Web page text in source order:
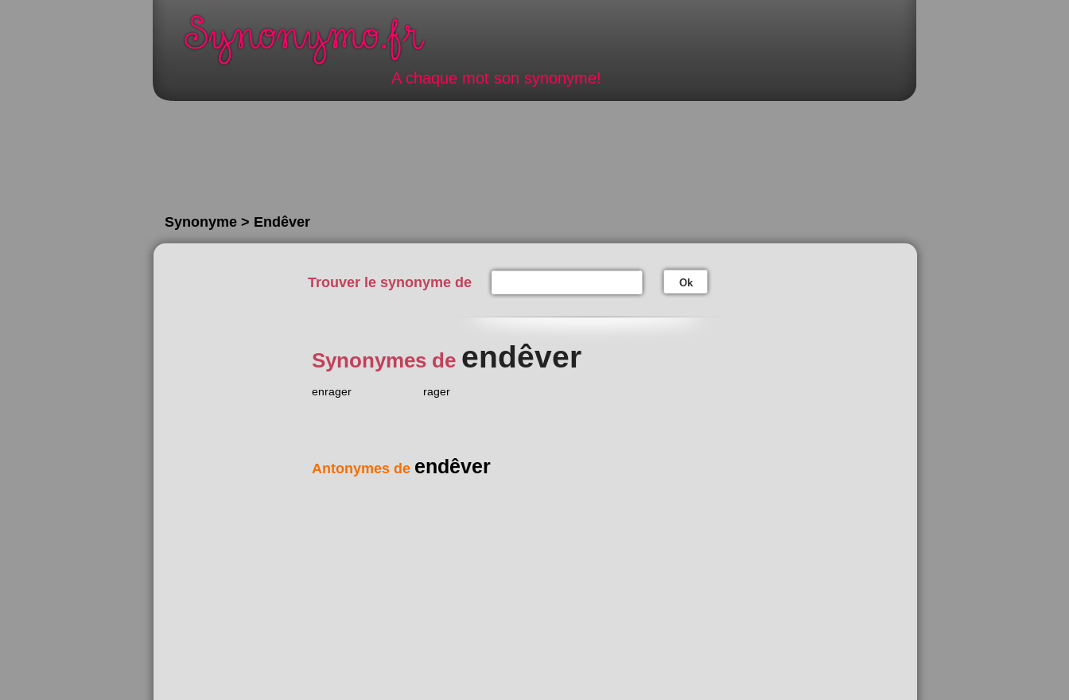
A chaque mot son synonyme!
Synonyme > Endêver
Trouver le synonyme de Ok
Synonymes de endêver
enrager rager
Antonymes de endêver